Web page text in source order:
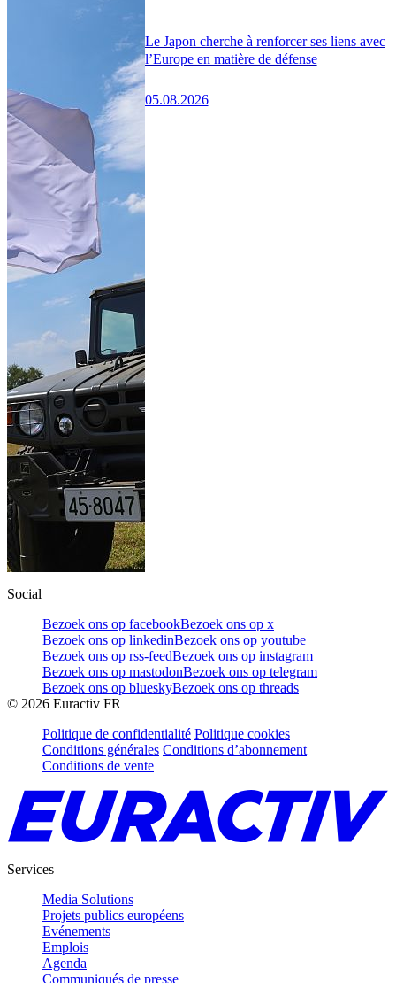
Le Japon cherche à renforcer ses liens avec
l’Europe en matière de défense
05.08.2026
Social
Bezoek ons op facebookBezoek ons op x
Bezoek ons op linkedinBezoek ons op youtube
Bezoek ons op rss-feedBezoek ons op instagram
Bezoek ons op mastodonBezoek ons op telegram
Bezoek ons op blueskyBezoek ons op threads
© 2026 Euractiv FR
Politique de confidentialité Politique cookies
Conditions générales Conditions d’abonnement
Conditions de vente
Services
Media Solutions
Projets publics européens
Evénements
Emplois
Agenda
Communiqués de presse